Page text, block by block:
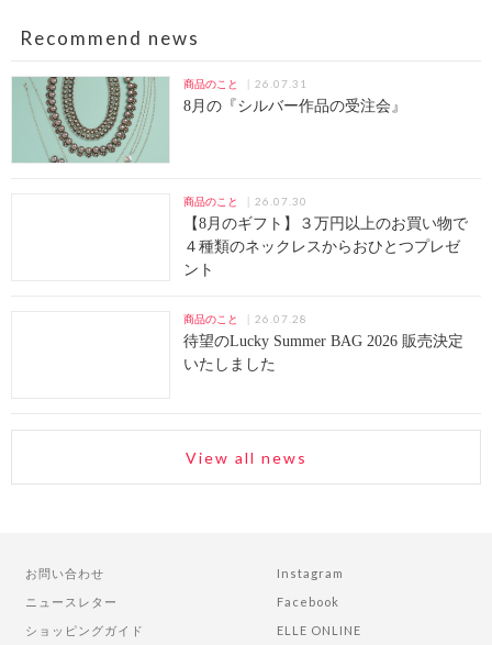
Recommend news
商品のこと 26.07.31
8月の『シルバー作品の受注会』
商品のこと 26.07.30
【8月のギフト】３万円以上のお買い物で
４種類のネックレスからおひとつプレゼ
ント
商品のこと 26.07.28
待望のLucky Summer BAG 2026 販売決定
いたしました
View all news
お問い合わせ
ニュースレター
ショッピングガイド
Instagram
Facebook
ELLE ONLINE